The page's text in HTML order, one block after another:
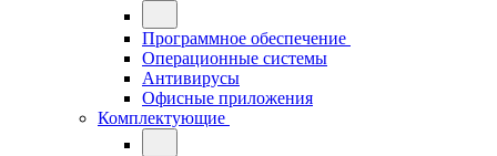
Программное обеспечение
Операционные системы
Антивирусы
Офисные приложения
Комплектующие